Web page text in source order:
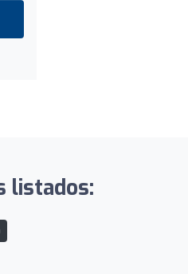
listados: